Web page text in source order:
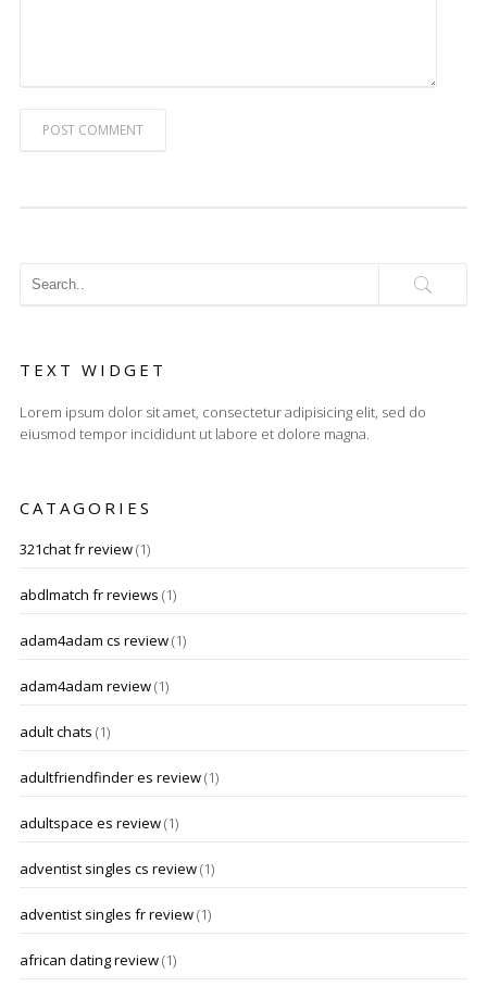
POST COMMENT
TEXT WIDGET
Lorem ipsum dolor sit amet, consectetur adipisicing elit, sed do
eiusmod tempor incididunt ut labore et dolore magna.
CATAGORIES
321chat fr review(1)
abdlmatch fr reviews (1)
adam4adam cs review(1)
adam4adam review(1)
adult chats (1)
adultfriendfinder es review(1)
adultspace es review(1)
adventist singles cs review(1)
adventist singles fr review(1)
african dating review(1)